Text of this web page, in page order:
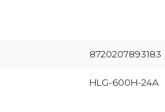
8720207893183
HLG-600H-24A